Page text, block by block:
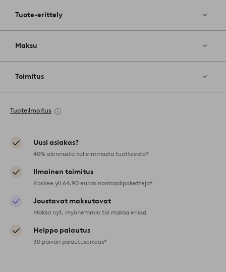
Tuote-erittely
Maksu
Toimitus
Tuoteilmoitus
Uusi asiakas?
40% alennusta kalleimmasta tuotteesta*
Ilmainen toimitus
Koskee yli 64,90 euron normaalipaketteja*
Joustavat maksutavat
Maksa nyt, myöhemmin tai maksa erissä
Helppo palautus
30 päivän palautusoikeus*